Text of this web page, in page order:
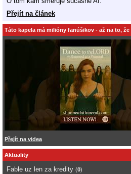
Přejít na článek
Táto kapela má milióny fanúšikov - až na to,
Přejít na videa
Aktuality
Fable uz len za kredity (0)